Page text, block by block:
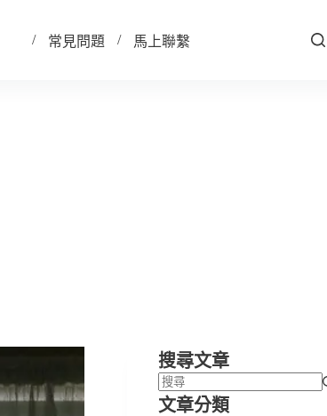
常見問題 馬上聯繫
搜尋文章
文章分類